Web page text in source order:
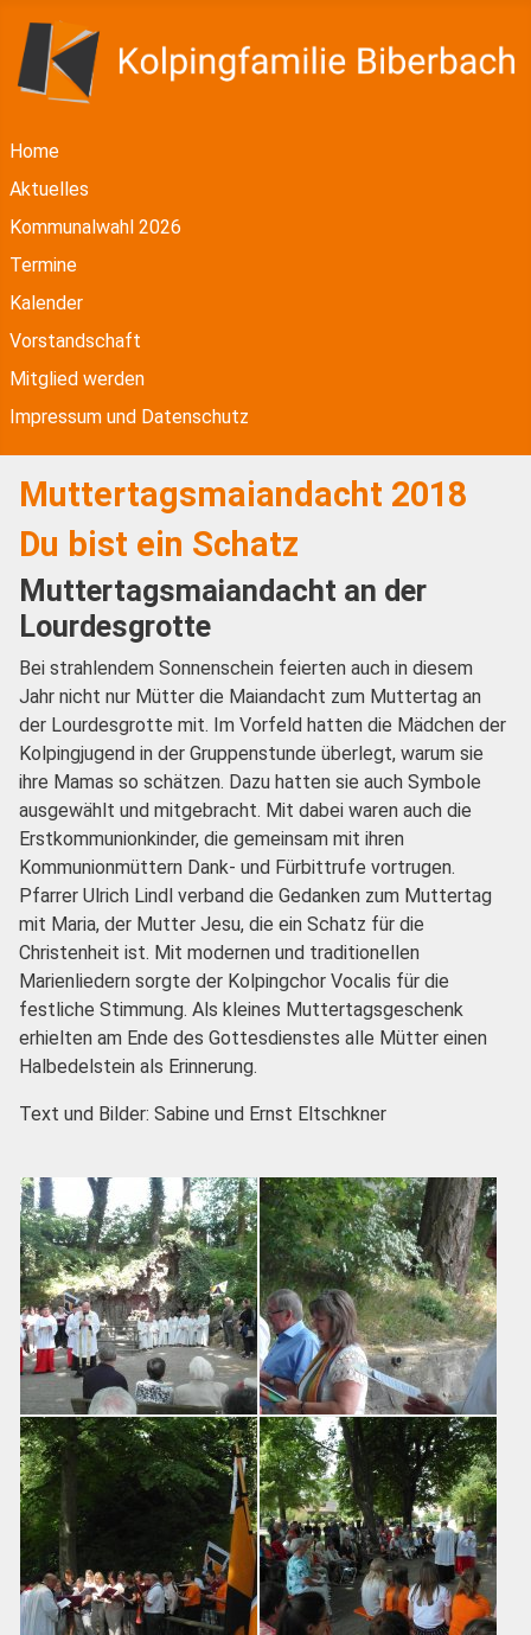
Home
Aktuelles
Kommunalwahl 2026
Termine
Kalender
Vorstandschaft
Mitglied werden
Impressum und Datenschutz
Muttertagsmaiandacht 2018
Du bist ein Schatz
Muttertagsmaiandacht an der
Lourdesgrotte
Bei strahlendem Sonnenschein feierten auch in diesem
Jahr nicht nur Mütter die Maiandacht zum Muttertag an
der Lourdesgrotte mit. Im Vorfeld hatten die Mädchen der
Kolpingjugend in der Gruppenstunde überlegt, warum sie
ihre Mamas so schätzen. Dazu hatten sie auch Symbole
ausgewählt und mitgebracht. Mit dabei waren auch die
Erstkommunionkinder, die gemeinsam mit ihren
Kommunionmüttern Dank- und Fürbittrufe vortrugen.
Pfarrer Ulrich Lindl verband die Gedanken zum Muttertag
mit Maria, der Mutter Jesu, die ein Schatz für die
Christenheit ist. Mit modernen und traditionellen
Marienliedern sorgte der Kolpingchor Vocalis für die
festliche Stimmung. Als kleines Muttertagsgeschenk
erhielten am Ende des Gottesdienstes alle Mütter einen
Halbedelstein als Erinnerung.
Text und Bilder: Sabine und Ernst Eltschkner